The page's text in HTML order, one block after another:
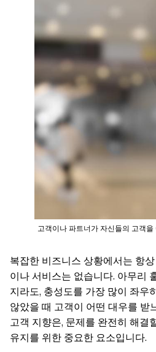
고객이나 파트너가 자신들의 고객
복잡한 비즈니스 상황에서는 항
이나 서비스는 없습니다. 아무리
지라도, 충성도를 가장 많이 좌우
않았을 때 고객이 어떤 대우를 받
고객 지향은, 문제를 완전히 해결
유지를 위한 중요한 요소입니다.